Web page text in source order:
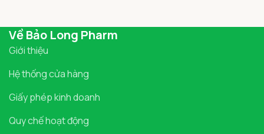
Về Bảo Long Pharm
Giới thiệu
Hệ thống cửa hàng
Giấy phép kinh doanh
Quy chế hoạt động